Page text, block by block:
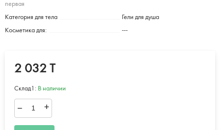
первая
Категория для тела Гели для душа
Косметика для: ---
2 032 T
Склад1: В наличии
– +